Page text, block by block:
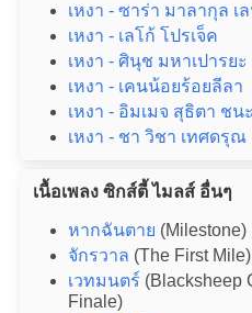
เหงา - ซาร่า มาลากุล เ
เหงา - เลโก้ โปรเจ็ค
เหงา - ศินุช มหาเปารยะ
เหงา - เคนน้อยร้อยลีลา
เหงา - อิมเมจ สุธิตา ช
เหงา - ชา วิชา เทศดรุณ
เนื้อเพลง ซิกส์ตี้ ไมลส์ อื่นๆ
หากฉันตาย (Milestone)
จักรวาล (The First Mile)
เวทมนตร์ (Blacksheep
Finale)